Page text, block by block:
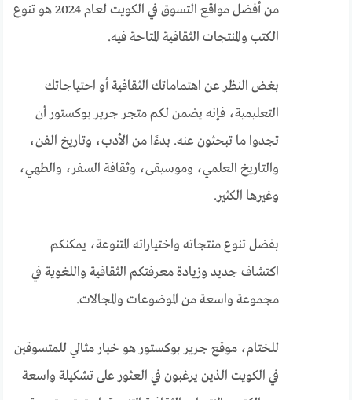
من أفضل مواقع التسوق في الكويت لعام 2024 هو تنوع
الكتب والمنتجات الثقافية المتاحة فيه.
بغض النظر عن اهتماماتك الثقافية أو احتياجاتك
التعليمية، فإنه يضمن لكم متجر جرير بوكستور أن
تجدوا ما تبحثون عنه. بدءًا من الأدب، وتاريخ الفن،
والتاريخ العلمي، وموسيقى، وثقافة السفر، والطهي،
وغيرها الكثير.
بفضل تنوع منتجاته واختياراته المتنوعة، يمكنكم
اكتشاف جديد وزيادة معرفتكم الثقافية واللغوية في
مجموعة واسعة من الموضوعات والمجالات.
للختام، موقع جرير بوكستور هو خيار مثالي للمتسوقين
في الكويت الذين يرغبون في العثور على تشكيلة واسعة